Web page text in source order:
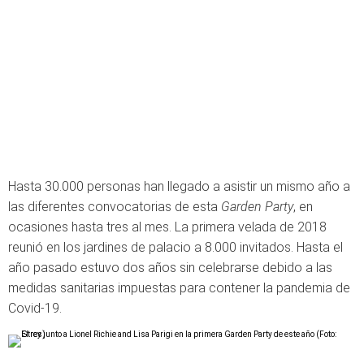
Hasta 30.000 personas han llegado a asistir un mismo año a
las diferentes convocatorias de esta Garden Party, en
ocasiones hasta tres al mes. La primera velada de 2018
reunió en los jardines de palacio a 8.000 invitados. Hasta el
año pasado estuvo dos años sin celebrarse debido a las
medidas sanitarias impuestas para contener la pandemia de
Covid-19.